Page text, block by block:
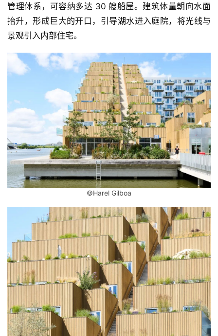
建
筑
设
管理体系，可容纳多达 30 艘船屋。建筑体量朝向水面
抬升，形成巨大的开口，引导湖水进入庭院，将光线与
景观引入内部住宅。
©Harel Gilboa